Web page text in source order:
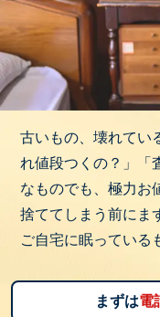
古いもの、壊れてい
れ値段つくの？」「
なものでも、極力お
捨ててしまう前にま
ご自宅に眠っている
まずは電